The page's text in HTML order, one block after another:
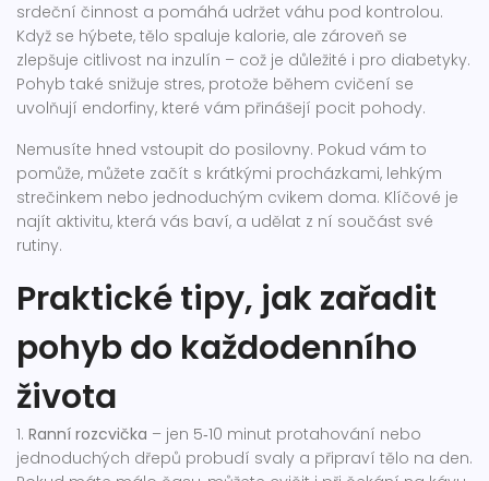
srdeční činnost a pomáhá udržet váhu pod kontrolou.
Když se hýbete, tělo spaluje kalorie, ale zároveň se
zlepšuje citlivost na inzulín – což je důležité i pro diabetyky.
Pohyb také snižuje stres, protože během cvičení se
uvolňují endorfiny, které vám přinášejí pocit pohody.
Nemusíte hned vstoupit do posilovny. Pokud vám to
pomůže, můžete začít s krátkými procházkami, lehkým
strečinkem nebo jednoduchým cvikem doma. Klíčové je
najít aktivitu, která vás baví, a udělat z ní součást své
rutiny.
Praktické tipy, jak zařadit
pohyb do každodenního
života
1. Ranní rozcvička – jen 5‑10 minut protahování nebo
jednoduchých dřepů probudí svaly a připraví tělo na den.